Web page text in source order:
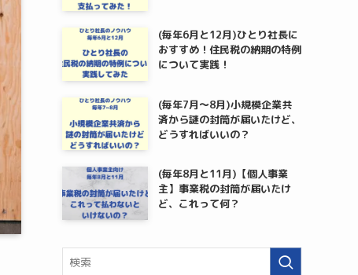
(毎年6月と12月)ひとり社長に
おすすめ！住民税の納期の特例
について実践！
(毎年7月～8月)小規模企業共
済から謎の封筒が届いたけど、
どうすればいいの？
(毎年8月と11月)【個人事業
主】事業税の封筒が届いたけ
ど、これって何？